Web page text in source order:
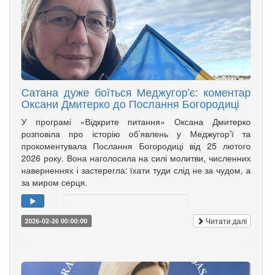
Сатана дуже боїться Меджугор'є: коментар
Оксани Дмитерко до Послання Богородиці
У програмі «Відкрите питання» Оксана Дмитерко
розповіла про історію об’явлень у Меджугор’ї та
прокоментувала Послання Богородиці від 25 лютого
2026 року. Вона наголосила на силі молитви, численних
наверненнях і застерегла: їхати туди слід не за чудом, а
за миром серця.
2026-02-26 00:00:00 Читати далі